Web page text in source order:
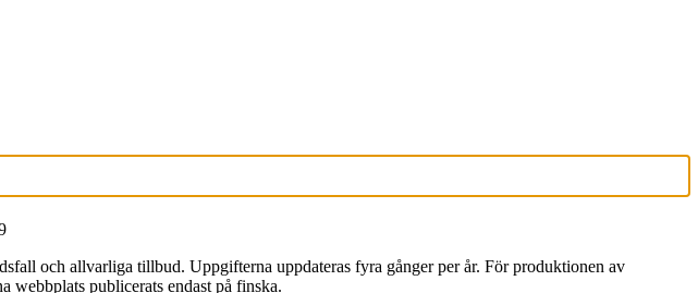
och allvarliga tillbud. Uppgifterna uppdateras fyra gånger per år. För produktionen av
webbplats publicerats endast på finska.